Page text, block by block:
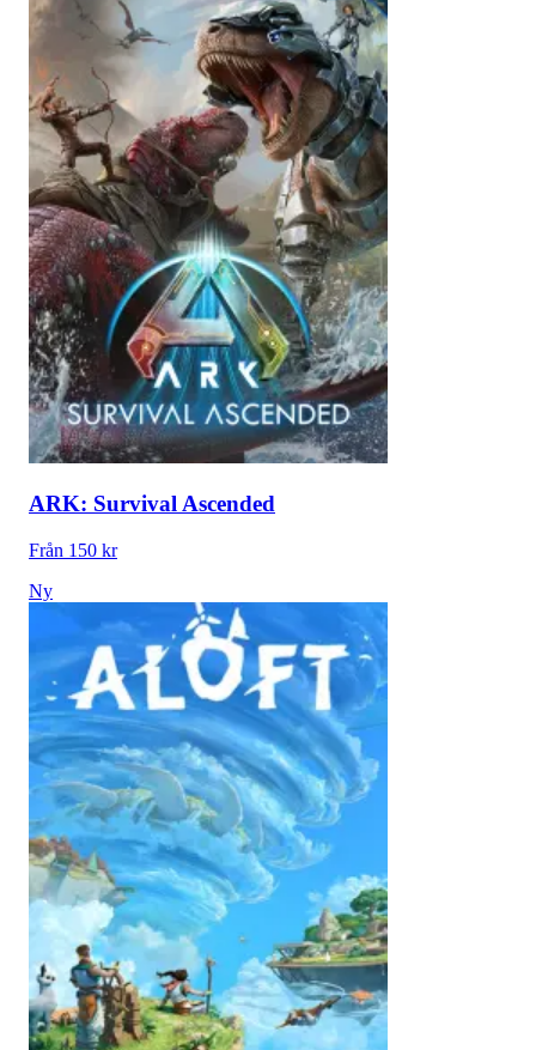
ARK: Survival Ascended
Från 150 kr
Ny